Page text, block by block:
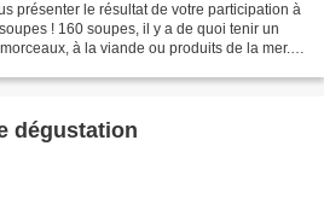
présenter le résultat de votre participation à
! 160 soupes, il y a de quoi tenir un
à la viande ou produits de la mer...,
dégustation